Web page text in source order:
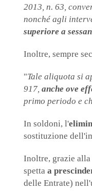
2013, n. 63,
nonché agli
superiore a
Inoltre, sempre
"Tale aliquota si
917, anche ove
primo periodo e
In soldoni, l'
sostituzione
Inoltre, grazie
spetta a
delle Entrate)